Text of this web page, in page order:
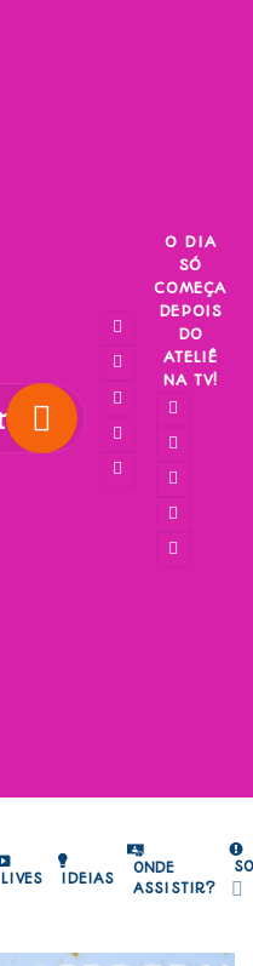
O DIA
SÓ
COMEÇA
DEPOIS
DO
ATELIÊ
NA TV!
LIVES IDEIAS
ONDE
ASSISTIR?